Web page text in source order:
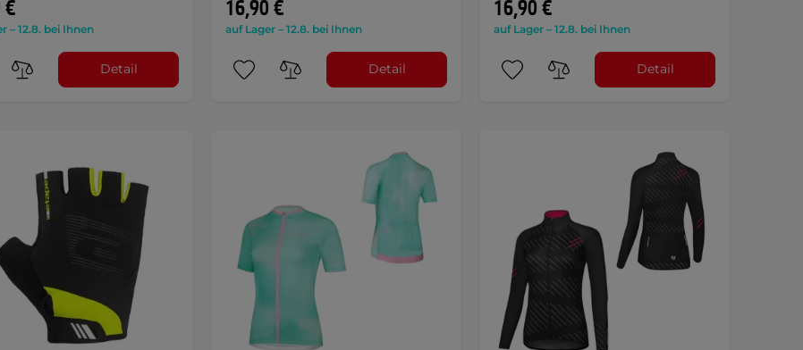
€
– 12.8. bei Ihnen
Detail
16,90 €
auf Lager – 12.8. bei Ihnen
Detail
16,90 €
auf Lager – 12.8. bei Ihnen
Detail